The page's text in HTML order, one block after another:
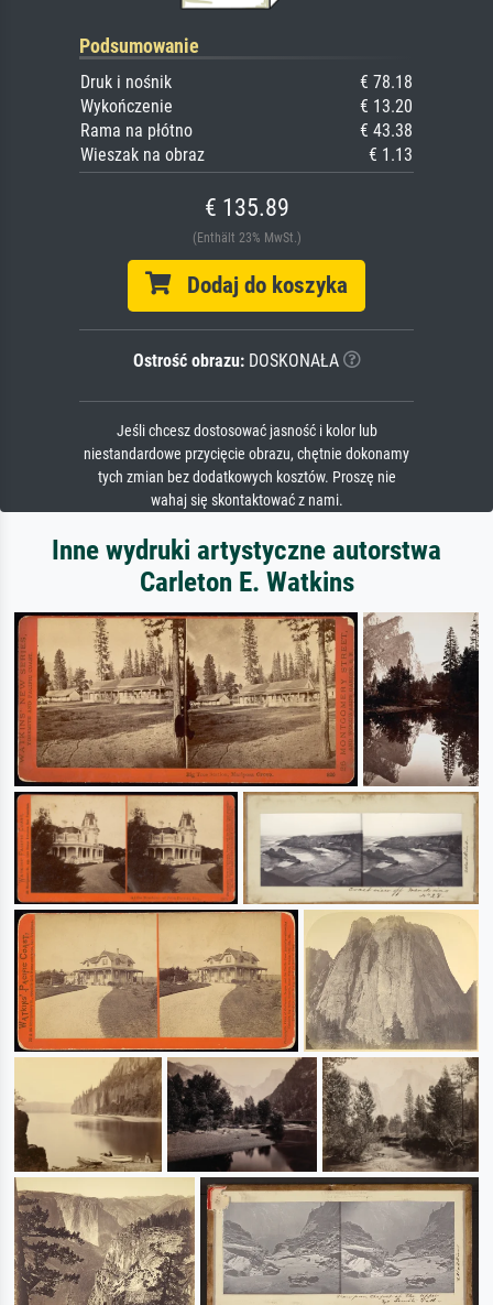
Podsumowanie
Druk i nośnik
€ 78.18
Wykończenie
€ 13.20
Rama na płótno
€ 43.38
Wieszak na obraz
€ 1.13
€ 135.89
(Enthält 23% MwSt.)
Dodaj do koszyka
Ostrość obrazu:DOSKONAŁA
Jeśli chcesz dostosować jasność i kolor lub
niestandardowe przycięcie obrazu, chętnie dokonamy
tych zmian bez dodatkowych kosztów. Proszę nie
wahaj się skontaktować z nami.
Inne wydruki artystyczne autorstwa
Carleton E. Watkins